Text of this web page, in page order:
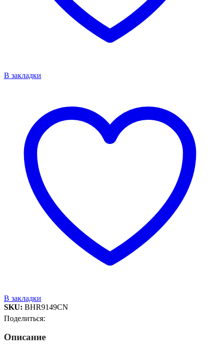
В закладки
В закладки
SKU: BHR9149CN
Поделиться:
Описание